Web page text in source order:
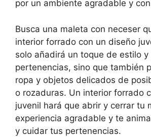
por un ambiente agradable y
Busca una maleta con neceser
interior forrado con un diseño
solo añadirá un toque de estilo
pertenencias, sino que también
ropa y objetos delicados de
o rozaduras. Un interior forrado
juvenil hará que abrir y cerrar tu
experiencia agradable y te
y cuidar tus pertenencias.